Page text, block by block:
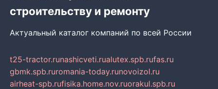
строительству и ремонту
Актуальный каталог компаний по всей России
t25-tractor.runashicveti.rualutex.spb.rufas.ru
gbmk.spb.ruromania-today.runovoizol.ru
airheat-spb.rufisika.home.nov.ruorakul.spb.ru